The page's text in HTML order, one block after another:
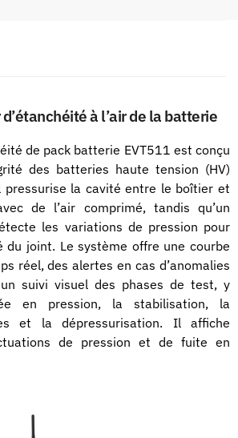
à l’air de la batterie
de pack batterie EVT511 est conçu
des batteries haute tension (HV)
pressurise la cavité entre le boîtier et
de l’air comprimé, tandis qu’un
les variations de pression pour
du joint. Le système offre une courbe
réel, des alertes en cas d’anomalies
suivi visuel des phases de test, y
en pression, la stabilisation, la
et la dépressurisation. Il affiche
de pression et de fuite en